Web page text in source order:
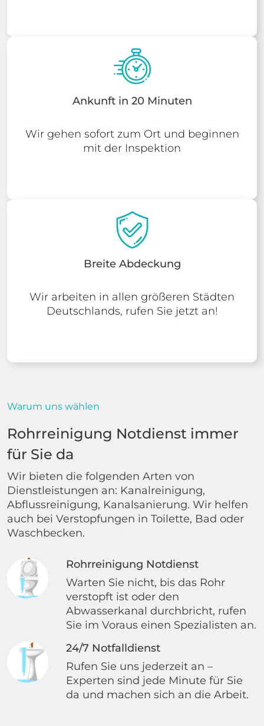
Ankunft in 20 Minuten
Wir gehen sofort zum Ort und beginnen
mit der Inspektion
Breite Abdeckung
Wir arbeiten in allen größeren Städten
Deutschlands, rufen Sie jetzt an!
Warum uns wählen
Rohrreinigung Notdienst immer
für Sie da
Wir bieten die folgenden Arten von
Dienstleistungen an: Kanalreinigung,
Abflussreinigung, Kanalsanierung. Wir helfen
auch bei Verstopfungen in Toilette, Bad oder
Waschbecken.
Rohrreinigung Notdienst
Warten Sie nicht, bis das Rohr
verstopft ist oder den
Abwasserkanal durchbricht, rufen
Sie im Voraus einen Spezialisten an.
24/7 Notfalldienst
Rufen Sie uns jederzeit an –
Experten sind jede Minute für Sie
da und machen sich an die Arbeit.